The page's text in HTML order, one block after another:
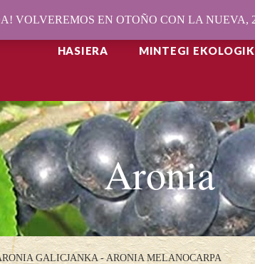
HASIERA MINTEGI
Aronia
GALICJANKA - ARONIA MELANOCARPA
VOLVEREMOS EN OTOÑO CON LA NUEVA,